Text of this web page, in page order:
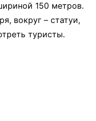
150 метров.
вокруг – статуи,
туристы.